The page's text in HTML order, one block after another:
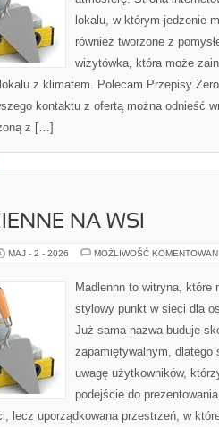
lokalu, w którym jedzenie
również tworzone z
wizytówka, która może
z klimatem. Polecam Przepisy
kontaktu z ofertą można odnieść
z […]
NA WSI
MAJ - 2 - 2026 MOŻLIWOŚĆ
Madlennn to witryna, które
stylowy punkt w sieci dla
Już sama nazwa buduje
zapamiętywalnym, dlatego
uwagę użytkowników,
podejście do
lecz uporządkowana przestrzeń, w